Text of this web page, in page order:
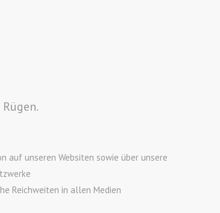
auf unseren Websiten sowie über unsere
Reichweiten in allen Medien